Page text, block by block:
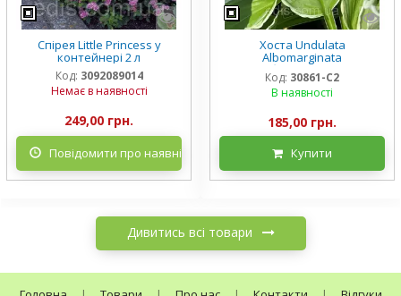
Спірея Little Princess у
контейнері 2 л
Код: 3092089014
Немає в наявності
249,00 грн.
Повідомити про наявність
Хоста Undulata
Albomarginata
(Альбомарджината)
контейнер 2 л, 3/+ розетки
Код: 30861-С2
В наявності
185,00 грн.
Купити
Дивитись всі товари